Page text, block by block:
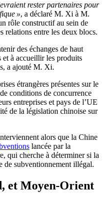
rester partenaires pour
», a déclaré M. Xi à M.
rôle constructif au sein de
relations entre les deux blocs.
des échanges de haut
à accueillir les produits
a ajouté M. Xi.
étrangères présentes sur le
conditions de concurrence
entreprises et pays de l’UE
de la législation chinoise sur
alors que la Chine
lancée par la
qui cherche à déterminer si la
de subventionnement illégal.
et Moyen-Orient